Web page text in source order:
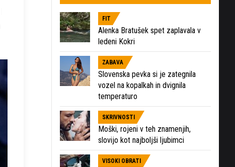
FIT
Alenka Bratušek spet zaplavala v
ledeni Kokri
ZABAVA
Slovenska pevka si je zategnila
vozel na kopalkah in dvignila
temperaturo
SKRIVNOSTI
Moški, rojeni v teh znamenjih,
slovijo kot najboljši ljubimci
VISOKI OBRATI